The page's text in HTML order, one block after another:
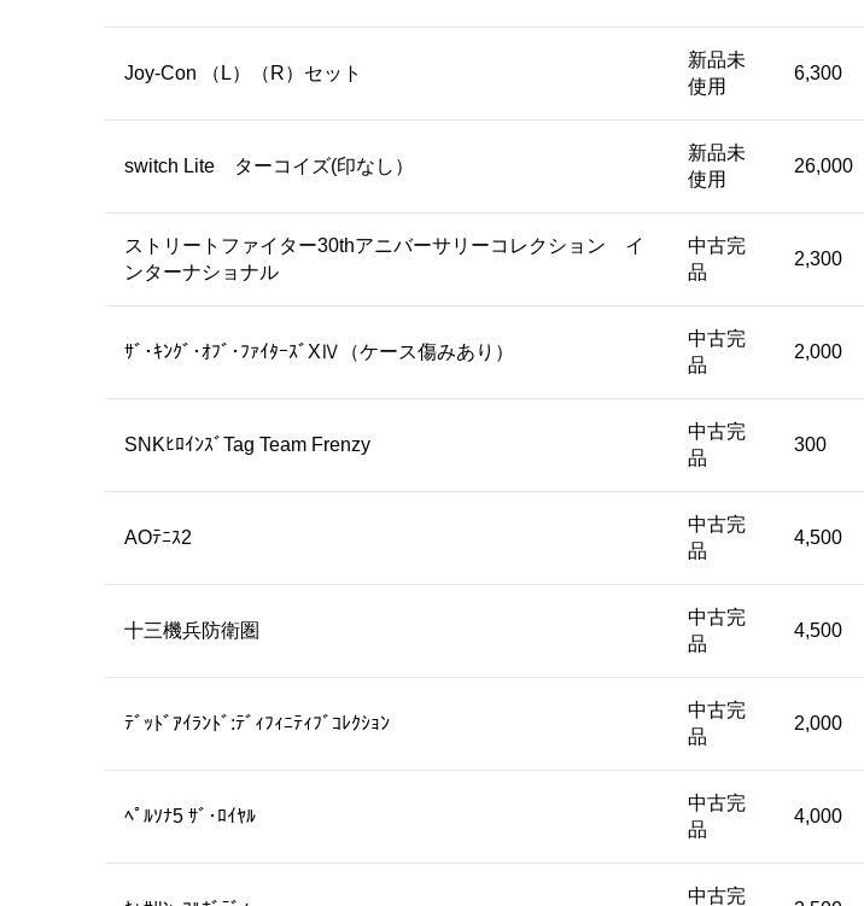
Joy-Con （L）（R）セット
新品未
使用
6,300
switch Lite ターコイズ(印なし）
新品未
使用
26,000
ストリートファイター30thアニバーサリーコレクション イ
ンターナショナル
中古完
品
2,300
ｻﾞ･ｷﾝｸﾞ･ｵﾌﾞ･ﾌｧｲﾀｰｽﾞXⅣ（ケース傷みあり）
中古完
品
2,000
SNKﾋﾛｲﾝｽﾞTag Team Frenzy
中古完
品
300
AOﾃﾆｽ2
中古完
品
4,500
十三機兵防衛圏
中古完
品
4,500
ﾃﾞｯﾄﾞｱｲﾗﾝﾄﾞ:ﾃﾞｨﾌｨﾆﾃｨﾌﾞｺﾚｸｼｮﾝ
中古完
品
2,000
ﾍﾟﾙｿﾅ5 ｻﾞ･ﾛｲﾔﾙ
中古完
品
4,000
中古完